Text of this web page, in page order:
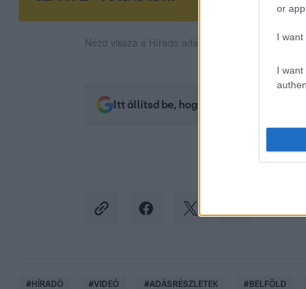
or app.
I want
I
Nézd vissza a Híradó adásait az RTL+ felületén!
Itt állítsd be, hogy az RTL.hu az elsők
#HÍRADÓ #VIDEÓ #ADÁSRÉSZLETEK #BELFÖLD